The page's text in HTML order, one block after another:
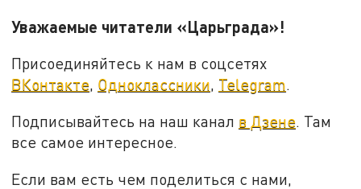
Уважаемые читатели «Царьграда»!
Присоединяйтесь к нам в соцсетях
ВКонтакте, Одноклассники, Telegram.
Подписывайтесь на наш канал в Дзене. Там
все самое интересное.
Если вам есть чем поделиться с нами,